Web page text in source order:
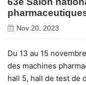
Nov 20, 2023
Du 13 au 15
des machines
hall 5, hall de test de